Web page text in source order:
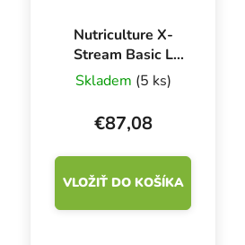
Nutriculture X-
Stream Basic L
Propagator
110,5x58,5x28
cm, plastový
skleník
Skladem (5 ks)
€87,08
VLOŽIŤ DO KOŠÍKA